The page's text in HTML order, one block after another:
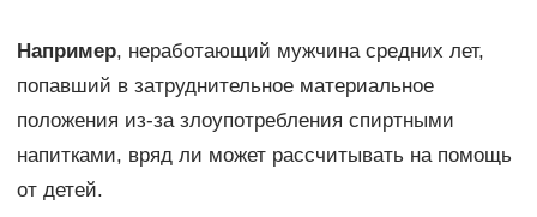
Например, неработающий мужчина средних лет,
попавший в затруднительное материальное
положения из-за злоупотребления спиртными
напитками, вряд ли может рассчитывать на помощь
от детей.